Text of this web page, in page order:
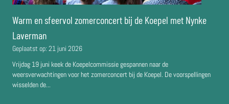
Warm en sfeervol zomerconcert bij de Koepel met Nynke
Laverman
Geplaatst op: 21 juni 2026
Vrijdag 19 juni keek de Koepelcommissie gespannen naar de
weersverwachtingen voor het zomerconcert bij de Koepel. De voorspellingen
wisselden de...